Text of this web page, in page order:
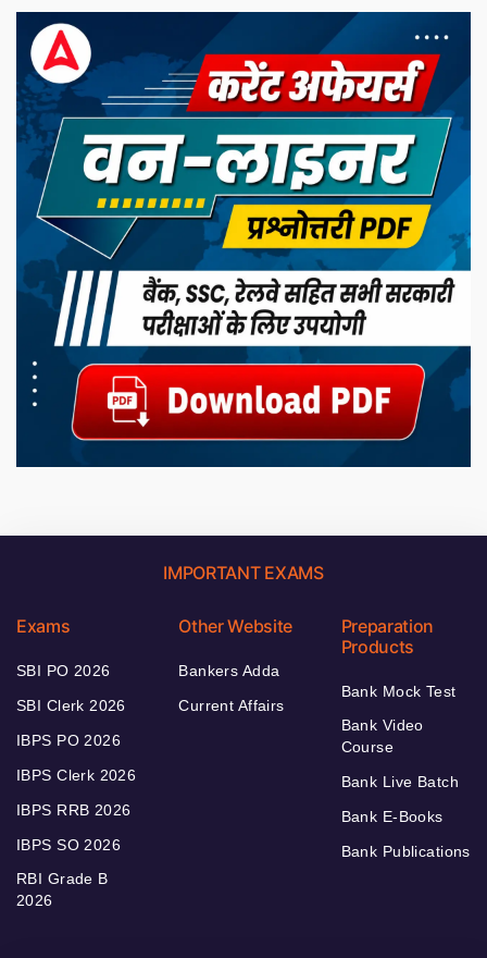
IMPORTANT EXAMS
Exams
SBI PO 2026
SBI Clerk 2026
IBPS PO 2026
IBPS Clerk 2026
IBPS RRB 2026
IBPS SO 2026
RBI Grade B
2026
Other Website
Bankers Adda
Current Affairs
Preparation
Products
Bank Mock Test
Bank Video
Course
Bank Live Batch
Bank E-Books
Bank Publications